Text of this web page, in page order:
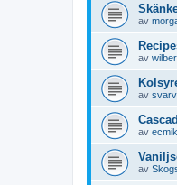
av
av
av
av ecmik
av